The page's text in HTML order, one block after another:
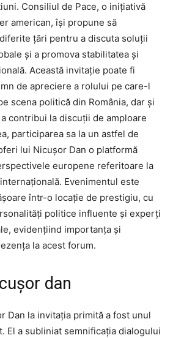
Consiliul de Pace, o inițiativă
american, își propune să
țări pentru a discuta soluții
și a promova stabilitatea și
Această invitație poate fi
de apreciere a rolului pe care-l
scena politică din România, dar și
contribui la discuții de amploare
participarea sa la un astfel de
lui Nicușor Dan o platformă
europene referitoare la
Evenimentul este
într-o locație de prestigiu, cu
politice influente și experți
evidențiind importanța și
la acest forum.
dan
Dan la invitația primită a fost unul
El a subliniat semnificația dialogului